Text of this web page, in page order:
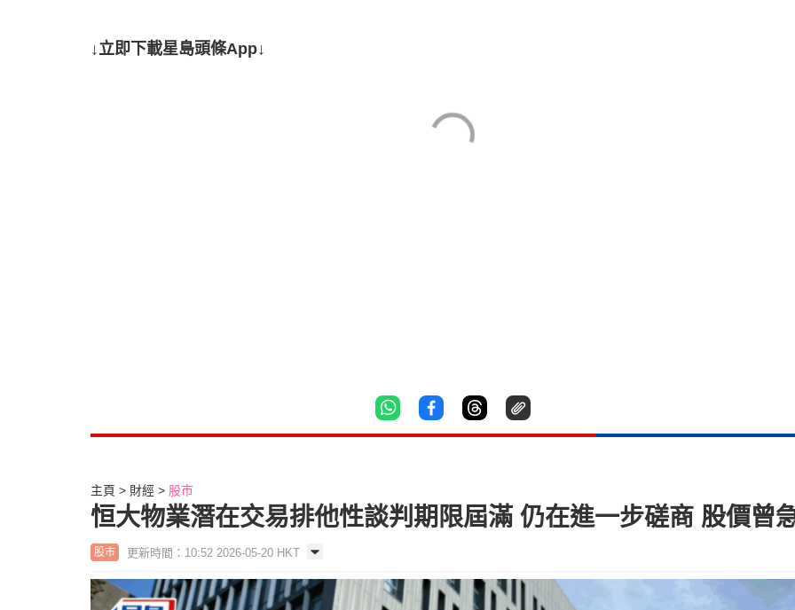
↓立即下載星島頭條App↓
主頁 財經 股市
恒大物業潛在交易排他性談判期限屆滿 仍在進一步磋商 股價曾
股市 更新時間：10:52 2026-05-20 HKT